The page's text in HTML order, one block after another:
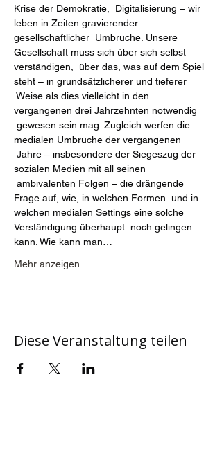
Krise der Demokratie,  Digitalisierung – wir
leben in Zeiten gravierender
gesellschaftlicher  Umbrüche. Unsere
Gesellschaft muss sich über sich selbst
verständigen,  über das, was auf dem Spiel
steht – in grundsätzlicherer und tieferer
Weise als dies vielleicht in den
vergangenen drei Jahrzehnten notwendig
gewesen sein mag. Zugleich werfen die
medialen Umbrüche der vergangenen
Jahre – insbesondere der Siegeszug der
sozialen Medien mit all seinen
ambivalenten Folgen – die drängende
Frage auf, wie, in welchen Formen  und in
welchen medialen Settings eine solche
Verständigung überhaupt  noch gelingen
kann. Wie kann man…
Mehr anzeigen
Diese Veranstaltung teilen